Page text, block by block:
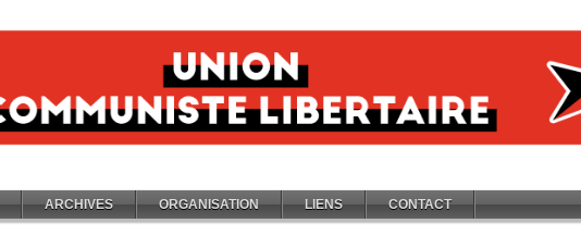
ARCHIVES ORGANISATION LIENS CONTACT